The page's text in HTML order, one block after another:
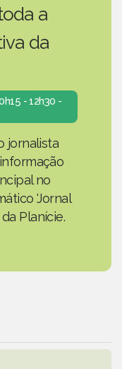
a
da
- 12h30 -
jornalista
no
'Jornal
Planície.